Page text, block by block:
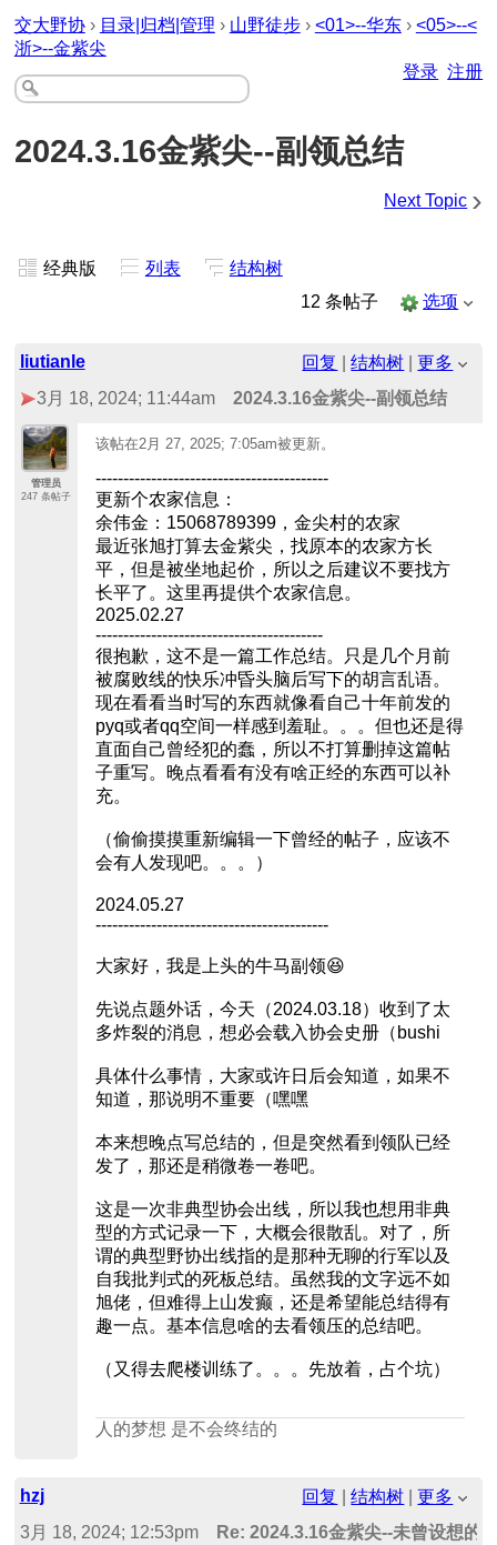
交大野协 › 目录|归档|管理 › 山野徒步 › <01>--华东 › <05>--<
浙>--金紫尖
登录 注册
2024.3.16金紫尖--副领总结
Next Topic ›
经典版 列表
结构树
12 条帖子
选项
liutianle 回复 |结构树 |更多
3月 18, 2024; 11:44am
2024.3.16金紫尖--副领总结
管理员
247 条帖子
该帖在2月 27, 2025; 7:05am被更新。
------------------------------------------
更新个农家信息：
余伟金：15068789399，金尖村的农家
最近张旭打算去金紫尖，找原本的农家方长
平，但是被坐地起价，所以之后建议不要找方
长平了。这里再提供个农家信息。
2025.02.27
-----------------------------------------
很抱歉，这不是一篇工作总结。只是几个月前
被腐败线的快乐冲昏头脑后写下的胡言乱语。
现在看看当时写的东西就像看自己十年前发的
pyq或者qq空间一样感到羞耻。。。但也还是得
直面自己曾经犯的蠢，所以不打算删掉这篇帖
子重写。晚点看看有没有啥正经的东西可以补
充。
（偷偷摸摸重新编辑一下曾经的帖子，应该不
会有人发现吧。。。）
2024.05.27
------------------------------------------
大家好，我是上头的牛马副领😆
先说点题外话，今天（2024.03.18）收到了太
多炸裂的消息，想必会载入协会史册（bushi
具体什么事情，大家或许日后会知道，如果不
知道，那说明不重要（嘿嘿
本来想晚点写总结的，但是突然看到领队已经
发了，那还是稍微卷一卷吧。
这是一次非典型协会出线，所以我也想用非典
型的方式记录一下，大概会很散乱。对了，所
谓的典型野协出线指的是那种无聊的行军以及
自我批判式的死板总结。虽然我的文字远不如
旭佬，但难得上山发癫，还是希望能总结得有
趣一点。基本信息啥的去看领压的总结吧。
（又得去爬楼训练了。。。先放着，占个坑）
人的梦想 是不会终结的
hzj 回复 |结构树 |更多
3月 18, 2024; 12:53pm
Re: 2024.3.16金紫尖--未曾设想的